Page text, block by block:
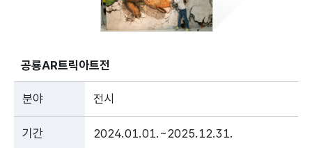
공룡AR트릭아트전
분야 전시
기간 2024.01.01.~2025.12.31.